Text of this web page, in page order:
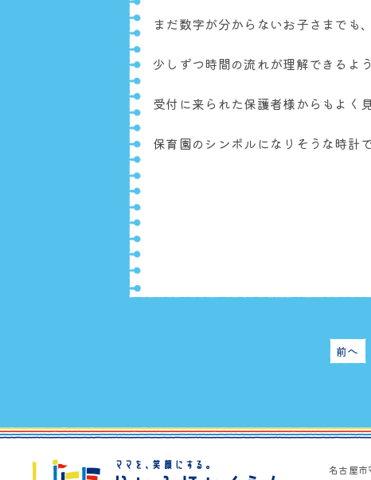
まだ数字が分からないお子さまでも
少しずつ時間の流れが理解できるよ
受付に来られた保護者様からもよく
保育園のシンボルになりそうな時計
前へ
名古屋市